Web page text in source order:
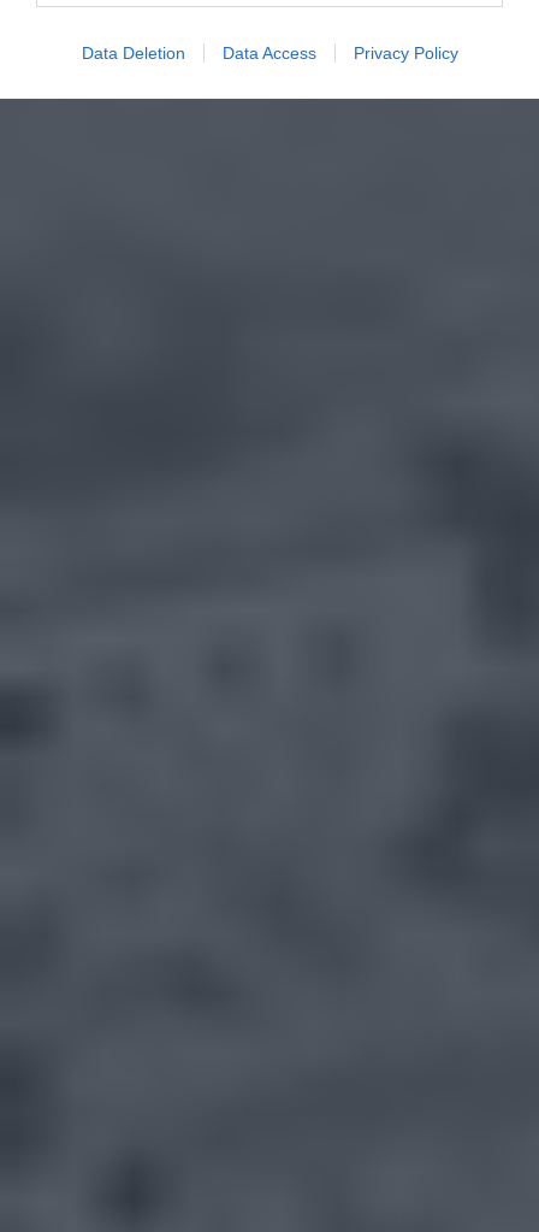
Data Deletion Data Access Privacy Policy